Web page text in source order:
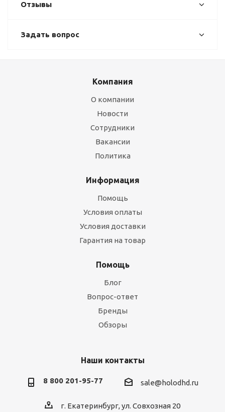
Отзывы
Задать вопрос
Компания
О компании
Новости
Сотрудники
Вакансии
Политика
Информация
Помощь
Условия оплаты
Условия доставки
Гарантия на товар
Помощь
Блог
Вопрос-ответ
Бренды
Обзоры
Наши контакты
8 800 201-95-77 sale@holodhd.ru
г. Екатеринбург, ул. Совхозная 20